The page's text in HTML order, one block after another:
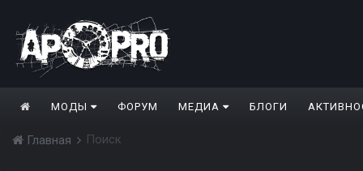
МОДЫ ФОРУМ МЕДИА БЛОГИ
Главная Поиск